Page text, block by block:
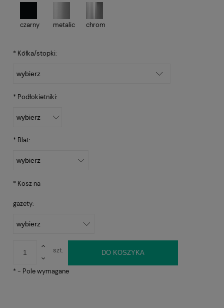
czarny metalic chrom
* Kółka/stopki:
* Podłokietniki:
* Blat:
* Kosz na
gazety:
szt. DO KOSZYKA
*- Pole wymagane